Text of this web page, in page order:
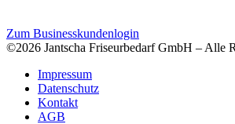
Zum Businesskundenlogin
©2026 Jantscha Friseurbedarf GmbH – Alle
Impressum
Datenschutz
Kontakt
AGB